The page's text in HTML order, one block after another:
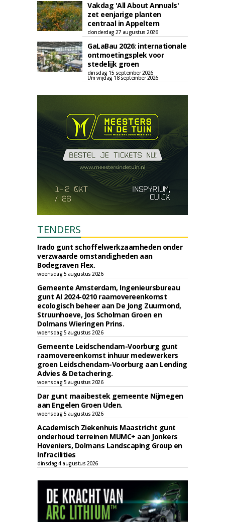
Vakdag 'All About Annuals'
zet eenjarige planten
centraal in Appeltern
donderdag 27 augustus 2026
GaLaBau 2026: internationale
ontmoetingsplek voor
stedelijk groen
dinsdag 15 september 2026
t/m vrijdag 18 september 2026
TENDERS
Irado gunt schoffelwerkzaamheden onder
verzwaarde omstandigheden aan
Bodegraven Flex.
woensdag 5 augustus 2026
Gemeente Amsterdam, Ingenieursbureau
gunt AI 2024-0210 raamovereenkomst
ecologisch beheer aan De Jong Zuurmond,
Struunhoeve, Jos Scholman Groen en
Dolmans Wieringen Prins.
woensdag 5 augustus 2026
Gemeente Leidschendam-Voorburg gunt
raamovereenkomst inhuur medewerkers
groen Leidschendam-Voorburg aan Lending
Advies & Detachering.
woensdag 5 augustus 2026
Dar gunt maaibestek gemeente Nijmegen
aan Engelen Groen Uden.
woensdag 5 augustus 2026
Academisch Ziekenhuis Maastricht gunt
onderhoud terreinen MUMC+ aan Jonkers
Hoveniers, Dolmans Landscaping Group en
Infracilities
dinsdag 4 augustus 2026